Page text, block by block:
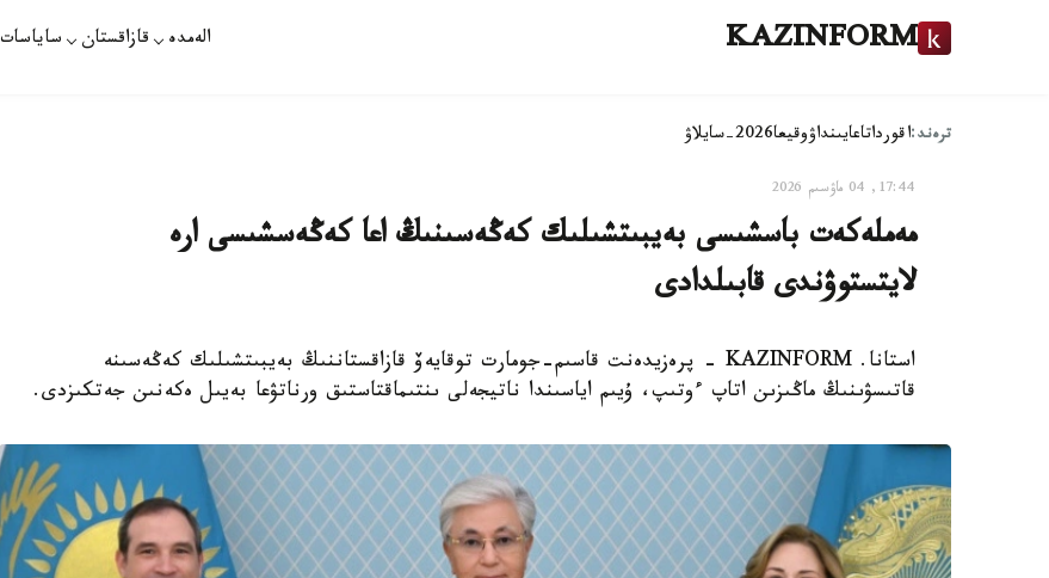
KAZINFORM الەمدە قازاقستان ساياسات
ترەند:اقورداتاعايىنداۋوقيعا2026-سايلاۋ
17:44, 04 ماۋسىم 2026
مەملەكەت باسشىسى بەيبىتشىلىك كەڭەسىنىڭ اعا كەڭەسشىسى ارە
لايتستوۋندى قابىلدادى
استانا. KAZINFORM - پرەزيدەنت قاسىم-جومارت توقايەۆ قازاقستاننىڭ بەيبىتشىلىك كەڭەسىنە
قاتىسۋىنىڭ ماڭىزىن اتاپ ءوتىپ، ۇيىم اياسىندا ناتيجەلى ىنتىماقتاستىق ورناتۋعا بەيىل ەكەنىن جەتكىزدى.